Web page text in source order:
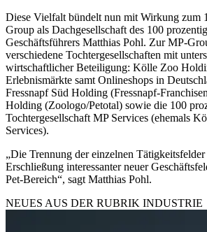
Diese Vielfalt bündelt nun mit Wirkung zum
Group als Dachgesellschaft des 100
Geschäftsführers Matthias Pohl. Zur MP-
verschiedene Tochtergesellschaften mit
wirtschaftlicher Beteiligung: Kölle Zoo
Erlebnismärkte samt Onlineshops in
Fressnapf Süd Holding (Fressnapf-
Holding (Zoologo/Petotal) sowie die 100
Tochtergesellschaft MP Services (ehemals
Services).
„Die Trennung der einzelnen
Erschließung interessanter neuer
Pet-Bereich“, sagt Matthias Pohl.
NEUES AUS DER RUBRIK INDUSTRIE